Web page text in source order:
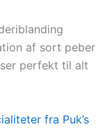
af sort peber
perfekt til alt
fra Puk’s